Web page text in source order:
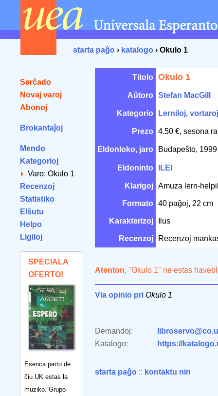
starta paĝo › katalogo › Okulo 1
Serĉado
Novaj varoj
Abonoj
Brokantaĵoj
Mendo
Kategorioj
Varo: Okulo 1
Recenzoj
Statistiko
Elŝutu
Helpo
Ligiloj
SPECIALA
OFERTO!
Esenca parto de
ĉiu UK estas la
muziko. Grupo
Titolo Okulo 1
Aŭtoro Stefan MacGill
Kategorio Lerniloj, vortaroj
Prezo 4.50 €, sesona
Eldonloko, jaro Budapeŝto,
Eldoninto ILEI
Klarigoj Amuza lern-
Formato 40 paĝoj, 22 cm
Karakterizoj Ilus
Recenzoj Recenzoj
Atenton, "Okulo 1" ne estas
Via opinio pri Okulo 1
Demandoj:
Katalogo:
https://
starta paĝo :: kontaktu nin